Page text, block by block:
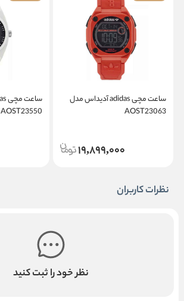
ساعت مچی adidas آدیداس مدل
AOST23063
19,899,000
AOST23550
نظرات کاربران
نظر خود را ثبت کنید